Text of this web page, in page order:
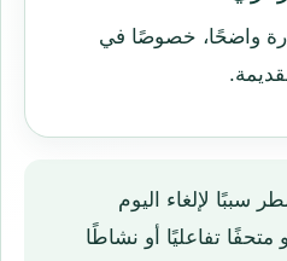
واضحًا، خصوصًا في
سببًا لإلغاء اليوم
متحفًا تفاعليًا أو نشاطًا